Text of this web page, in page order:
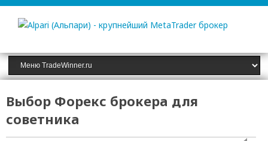
Выбор Форекс брокера для
советника